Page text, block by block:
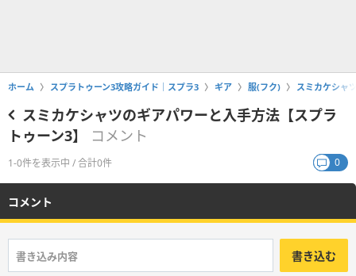
ホーム スプラトゥーン3攻略ガイド｜スプラ3 ギア 服(フク) スミカケシャ
スミカケシャツのギアパワーと入手方法【スプラ
トゥーン3】
コメント
1-0件を表示中 / 合計0件 0
コメント
書き込む